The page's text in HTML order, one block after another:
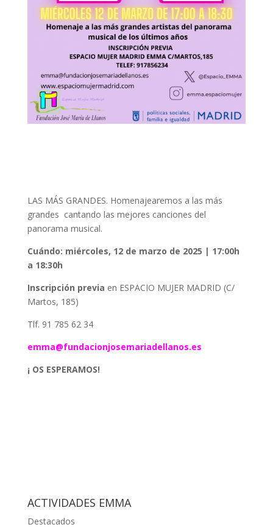
LAS MÁS GRANDES. Homenajearemos a las más
grandes cantando las mejores canciones del
panorama musical.
Cuándo: miércoles, 12 de marzo de 2025 | 17:00h
a 18:30h
Inscripción previa en ESPACIO MUJER MADRID (C/
Martos, 185)
Tlf. 91 785 62 34
emma@fundacionjosemariadellanos.es
¡ OS ESPERAMOS!
ACTIVIDADES EMMA
Destacados